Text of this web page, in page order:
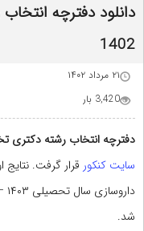
دانلود دفترچه
1402
۲۱ مرداد ۱۴۰۲
3,420 بار
دفترچه انتخاب رشته دکتری
سایت کنکور قرار گرفت. نتایج
شد.